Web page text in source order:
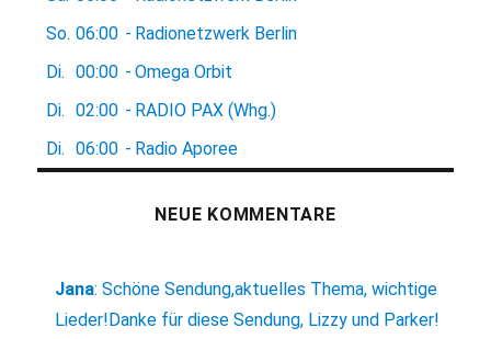
So. 06:00 - Radionetzwerk Berlin
Di.
00:00 - Omega Orbit
Di.
02:00 - RADIO PAX (Whg.)
Di.
06:00 - Radio Aporee
NEUE KOMMENTARE
Jana:Schöne Sendung,aktuelles Thema, wichtige
Lieder!Danke für diese Sendung, Lizzy und Parker!